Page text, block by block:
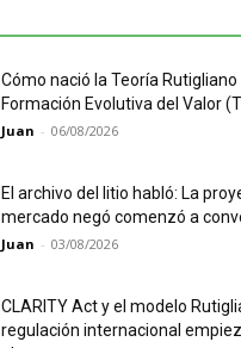
Cómo nació la Teoría Rutigliano
Formación Evolutiva del Valor
Juan - 06/08/2026
El archivo del litio habló: La
mercado negó comenzó a
Juan - 03/08/2026
CLARITY Act y el modelo
regulación internacional